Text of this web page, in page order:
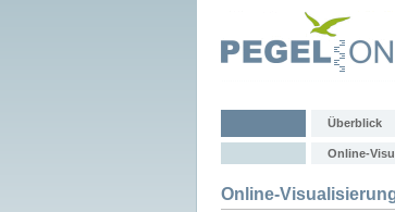
Überblick
Online-
Online-